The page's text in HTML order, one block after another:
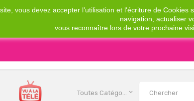
vous devez accepter l’utilisation et l'écriture de
navigation, actualiser
vous reconnaître lors de votre prochaine
Toutes Catégories keyboard_arrow_down